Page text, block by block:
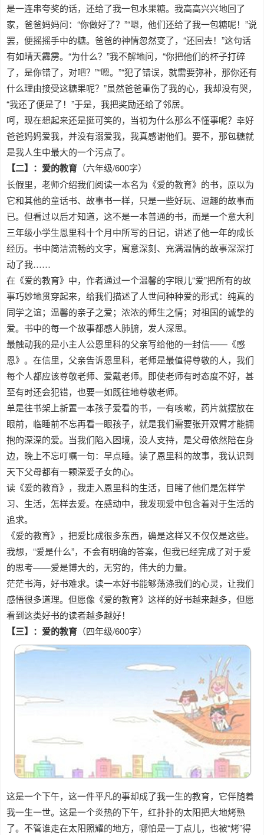
是一连串夸奖的话，还给了我一包水果糖。我高高兴兴地回了
家，爸爸妈妈问：“你做好了？”“嗯，他们还给了我一包糖呢！”说
罢，便摇摇手中的糖。爸爸的神情忽然变了，“还回去！”这句话
有如晴天霹雳。“为什么？”我不解地问，“你把他们的杯子打碎
了，是你错了，对吧？”“嗯。”“犯了错误，就需要弥补，那你还有
什么理由接受这糖果呢？”虽然爸爸重伤了我的心，我却没有哭，
“我还了便是了！”于是，我把奖励还给了邻居。
呵，现在想起来还是挺可笑的，当初为什么那么不懂事呢？幸好
爸爸妈妈爱我，并没有溺爱我，我真感谢他们。要不，那包糖就
是我人生中最大的一个污点了。
【二】：爱的教育 （六年级/600字）
长假里，老师介绍我们阅读一本名为《爱的教育》的书，原以为
它和其他的童话书、故事书一样，只是一些好玩、逗趣的故事而
已。但看过以后才知道，这不是一本普通的书，而是一个意大利
三年级小学生恩里科十个月中所写的日记，讲述了他一年的成长
经历。书中简洁流畅的文字，寓意深刻、充满温情的故事深深打
动了我……
在《爱的教育》中，作者通过一个温馨的字眼儿“爱”把所有的故
事巧妙地贯穿起来，给我们描述了人世间种种爱的形式：纯真的
同学之谊；温馨的亲子之爱；浓浓的师生之情；对祖国的诚挚的
爱。书中的每一个故事都感人肺腑，发人深思。
最触动我的是小主人公恩里科的父亲写给他的一封信——《感
恩》。在信里，父亲告诉恩里科，老师是最值得尊敬的人，我们
每个人都应该尊敬老师、爱戴老师。即使老师有时态度不好，甚
至有时还会犯错，也要一如既往地尊敬老师。
单是往书架上新置一本孩子爱看的书，一有咳嗽，药片就摆放在
眼前，临睡前不忘再看一眼孩子，就是我们需要张开双臂才能拥
抱的深深的爱。当我们陷入困境，没人支持，是父母依然陪在身
边，晚上不忘叮嘱一句：早点睡。读了恩里科的故事，我认识到
天下父母都有一颗深爱子女的心。
读《爱的教育》，我走入恩里科的生活，目睹了他们是怎样学
习、生活，怎样去爱。在感动中，我发现爱中包含着对于生活的
追求。
《爱的教育》，把爱比成很多东西，确是这样又不仅仅是这些。
我想，“爱是什么”，不会有明确的答案，但我已经完成了对于爱
的思考——爱是博大的，无穷的，伟大的力量。
茫茫书海，好书难求。读一本好书能够荡涤我们的心灵，让我们
感悟很多道理。但愿像《爱的教育》这样的好书越来越多，但愿
看到这类好书的读者越多越好！
【三】：爱的教育 （四年级/600字）
这是一个下午，这一件平凡的事却成了我一生的教育，它伴随着
我一生一世。这是一个炎热的下午，红扑扑的太阳把大地烤熟
了。不管谁走在太阳照耀的地方，哪怕是一丁点儿，也被“烤”得